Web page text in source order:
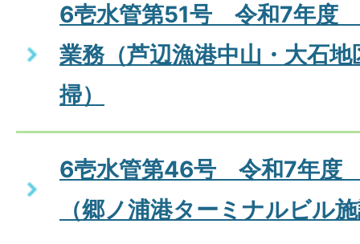
6壱水管第51号 令和7年度
業務（芦辺漁港中山・大石
掃）
6壱水管第46号 令和7年度
（郷ノ浦港ターミナルビル